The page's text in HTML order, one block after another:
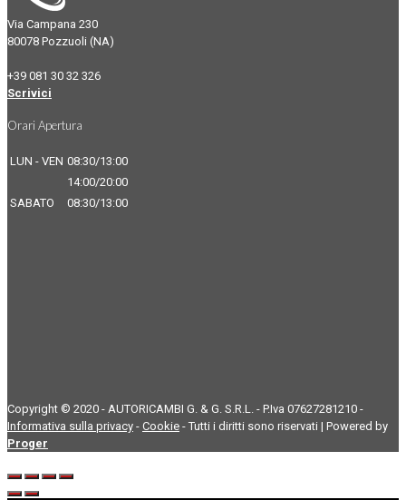
Via Campana 230
80078 Pozzuoli (NA)
+39 081 30 32 326
Scrivici
Orari Apertura
LUN - VEN 08:30/13:00
14:00/20:00
SABATO
08:30/13:00
Copyright © 2020 - AUTORICAMBI G. & G. S.R.L. - P.Iva 07627281210 -
Informativa sulla privacy - Cookie - Tutti i diritti sono riservati | Powered by
Proger